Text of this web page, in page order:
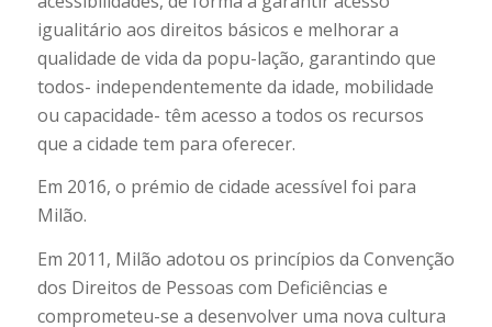
igualitário aos direitos básicos e melhorar a
qualidade de vida da popu-lação, garantindo que
todos- independentemente da idade, mobilidade
ou capacidade- têm acesso a todos os recursos
que a cidade tem para oferecer.
Em 2016, o prémio de cidade acessível foi para
Milão.
Em 2011, Milão adotou os princípios da Convenção
dos Direitos de Pessoas com Deficiências e
comprometeu-se a desenvolver uma nova cultura